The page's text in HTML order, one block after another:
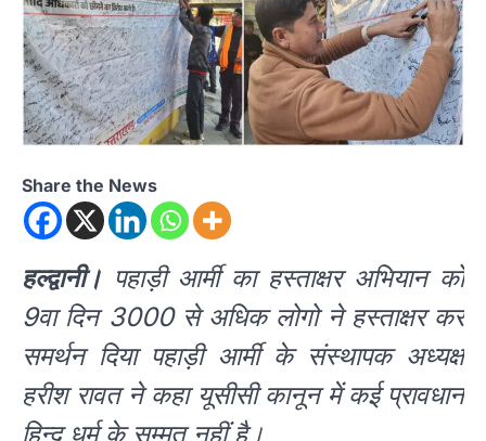
Share the News
हल्द्वानी। पहाड़ी आर्मी का हस्ताक्षर अभियान को
9वा दिन 3000 से अधिक लोगो ने हस्ताक्षर कर
समर्थन दिया पहाड़ी आर्मी के संस्थापक अध्यक्ष
हरीश रावत ने कहा यूसीसी कानून में कई प्रावधान
हिन्दू धर्म के सम्मत नहीं है।